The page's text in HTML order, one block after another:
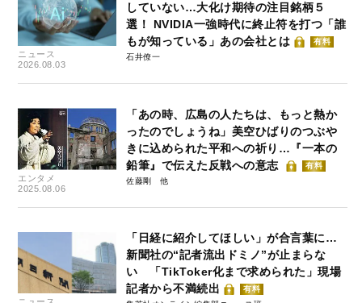
ニュース
2026.08.03
していない…大化け期待の注目銘柄５
選！ NVIDIA一強時代に終止符を打つ「誰
もが知っている」あの会社とは
有料
石井僚一
エンタメ
2025.08.06
「あの時、広島の人たちは、もっと熱か
ったのでしょうね」美空ひばりのつぶや
きに込められた平和への祈り…『一本の
鉛筆』で伝えた反戦への意志
有料
佐藤剛
「日経に紹介してほしい」が合言葉に…
新聞社の“記者流出ドミノ”が止まらな
い 「TikToker化まで求められた」現場
記者から不満続出
有料